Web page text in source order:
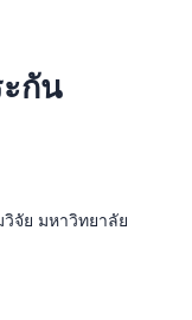
กัน
จัย มหาวิทยาลัย